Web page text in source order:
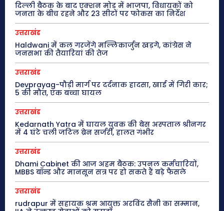
दिल्ली बैठक के बाद एक्शन मोड में भाजपा, विधायकों को
जनता के बीच रहने और 23 सीटों पर फोकस का निर्देश
उत्तराखंड
Haldwani में कल गरजेंगे मल्लिकार्जुन खड़गे, कांग्रेस ने
जनसभा की तैयारियां की तेज
उत्तराखंड
Devprayag-पौड़ी मार्ग पर दर्दनाक हादसा, खाई में गिरी कार;
5 की मौत, एक बच्चा घायल
उत्तराखंड
Kedarnath Yatra में घायल युवक की बेस अस्पताल श्रीनगर
में 4 घंटे चली जटिल ब्रेन सर्जरी, हालत गंभीर
उत्तराखंड
Dhami Cabinet की आज अहम बैठक: उपनल कर्मचारियों,
MBBS बॉन्ड और मानसून सत्र पर हो सकते हैं बड़े फैसले
उत्तराखंड
rudrapur में सहायक श्रम आयुक्त अरविंद सैनी का सम्मान,